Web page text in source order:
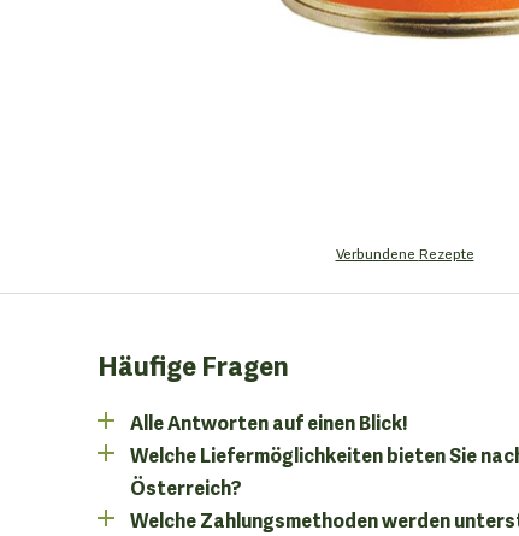
Verbundene Rezepte
Häufige Fragen
Alle Antworten auf einen Blick!
Welche Liefermöglichkeiten bieten Sie
Österreich?
Welche Zahlungsmethoden werden